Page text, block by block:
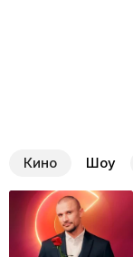
Кино Шоу